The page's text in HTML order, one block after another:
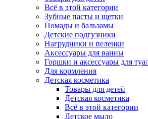
Всё в этой категории
Зубные пасты и щетки
Помады и бальзамы
Детские подгузники
Нагрудники и пеленки
Аксессуары для ванны
Горшки и аксессуары для
Для кормления
Детская косметика
Товары для детей
Детская косметика
Всё в этой категории
Детское мыло